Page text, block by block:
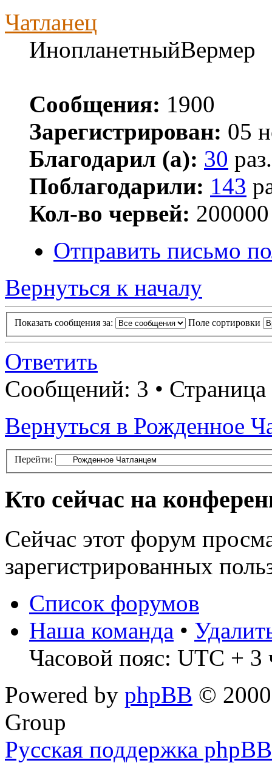
Чатланец
ИнопланетныйВермер
Сообщения: 1900
Зарегистрирован: 05
Благодарил (а): 30 раз.
Поблагодарили: 143
Кол-во червей: 200000
Отправить письмо
Вернуться к началу
Показать сообщения за: Поле сортировки
Ответить
Сообщений: 3 • Страница
Вернуться в Рожденное
Перейти:
Кто сейчас на
Сейчас этот форум
зарегистрированных
Список форумов
Наша команда •
Часовой пояс: UTC + 3
Powered by phpBB ©
Group
Русская поддержка phpBB